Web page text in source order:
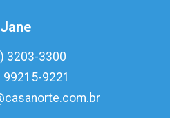
Jane
3203-3300
99215-9221